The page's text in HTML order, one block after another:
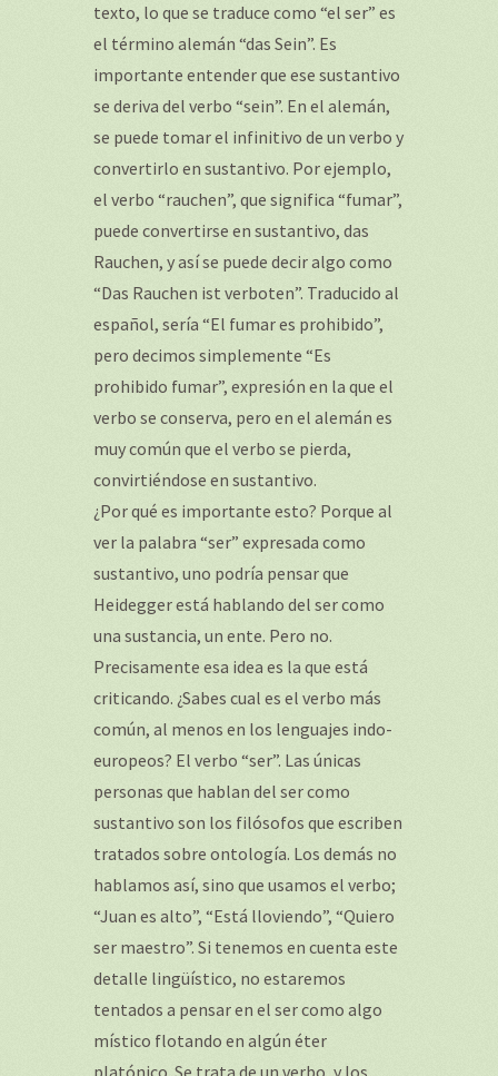
texto, lo que se traduce como “el ser” es
el término alemán “das Sein”. Es
importante entender que ese sustantivo
se deriva del verbo “sein”. En el alemán,
se puede tomar el infinitivo de un verbo y
convertirlo en sustantivo. Por ejemplo,
el verbo “rauchen”, que significa “fumar”,
puede convertirse en sustantivo, das
Rauchen, y así se puede decir algo como
“Das Rauchen ist verboten”. Traducido al
español, sería “El fumar es prohibido”,
pero decimos simplemente “Es
prohibido fumar”, expresión en la que el
verbo se conserva, pero en el alemán es
muy común que el verbo se pierda,
convirtiéndose en sustantivo.
¿Por qué es importante esto? Porque al
ver la palabra “ser” expresada como
sustantivo, uno podría pensar que
Heidegger está hablando del ser como
una sustancia, un ente. Pero no.
Precisamente esa idea es la que está
criticando. ¿Sabes cual es el verbo más
común, al menos en los lenguajes indo-
europeos? El verbo “ser”. Las únicas
personas que hablan del ser como
sustantivo son los filósofos que escriben
tratados sobre ontología. Los demás no
hablamos así, sino que usamos el verbo;
“Juan es alto”, “Está lloviendo”, “Quiero
ser maestro”. Si tenemos en cuenta este
detalle lingüístico, no estaremos
tentados a pensar en el ser como algo
místico flotando en algún éter
platónico. Se trata de un verbo, y los